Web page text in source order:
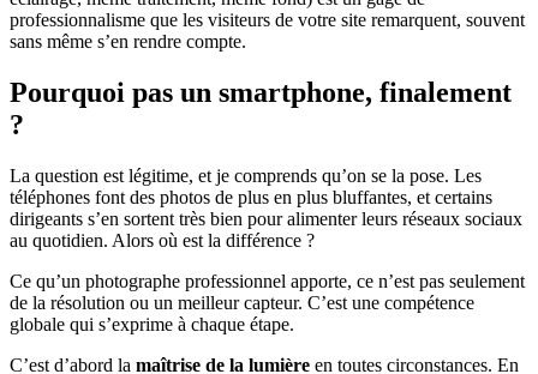
professionnalisme que les visiteurs de votre site remarquent, souvent
sans même s’en rendre compte.
Pourquoi pas un smartphone, finalement
?
La question est légitime, et je comprends qu’on se la pose. Les
téléphones font des photos de plus en plus bluffantes, et certains
dirigeants s’en sortent très bien pour alimenter leurs réseaux sociaux
au quotidien. Alors où est la différence ?
Ce qu’un photographe professionnel apporte, ce n’est pas seulement
de la résolution ou un meilleur capteur. C’est une compétence
globale qui s’exprime à chaque étape.
C’est d’abord la maîtrise de la lumière en toutes circonstances. En